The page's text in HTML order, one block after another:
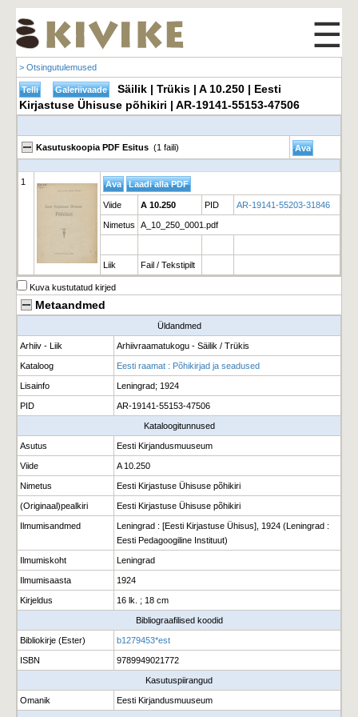
☰
> Otsingutulemused
Säilik | Trükis | A 10.250 | Eesti
Kirjastuse Ühisuse põhikiri | AR-19141-55153-47506
Kasutuskoopia PDF Esitus (1 faili)
1
Viide A 10.250 PID AR-19141-55203-31846
Nimetus A_10_250_0001.pdf
Liik Fail / Tekstipilt
Kuva kustutatud kirjed
Metaandmed
Üldandmed
Arhiiv - Liik Arhiivraamatukogu - Säilik / Trükis
Kataloog Eesti raamat : Põhikirjad ja seadused
Lisainfo Leningrad; 1924
PID AR-19141-55153-47506
Kataloogitunnused
Asutus Eesti Kirjandusmuuseum
Viide A 10.250
Nimetus Eesti Kirjastuse Ühisuse põhikiri
(Originaal)pealkiri Eesti Kirjastuse Ühisuse põhikiri
Ilmumisandmed
Leningrad : [Eesti Kirjastuse Ühisus], 1924 (Leningrad :
Eesti Pedagoogiline Instituut)
Ilmumiskoht Leningrad
Ilmumisaasta 1924
Kirjeldus 16 lk. ; 18 cm
Bibliograafilised koodid
Bibliokirje (Ester) b1279453*est
ISBN 9789949021772
Kasutuspiirangud
Omanik Eesti Kirjandusmuuseum